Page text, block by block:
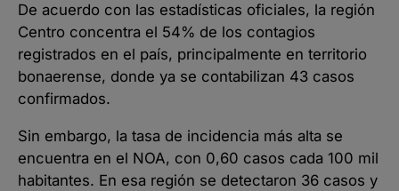
De acuerdo con las estadísticas oficiales, la región
Centro concentra el 54% de los contagios
registrados en el país, principalmente en territorio
bonaerense, donde ya se contabilizan 43 casos
confirmados.
Sin embargo, la tasa de incidencia más alta se
encuentra en el NOA, con 0,60 casos cada 100 mil
habitantes. En esa región se detectaron 36 casos y